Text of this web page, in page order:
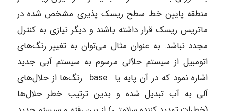
منطقه پایین خط سطح ریسک پذیری مشخص شده در
ماتریس ریسک قرار داشته باشند و دیگر نیازی به کنترل
مجدد نباشد. به عنوان مثال می‌توان به تغییر رنگ‌های
اتومبیل از سیستم حلاّلی مرسوم به سیستم آبی جدید
اشاره نمود که در آن پایه یا base رنگ‌ها از حلال‌های
آلی به آب تبدیل شده و بدین ترتیب خطر حلال‌ها